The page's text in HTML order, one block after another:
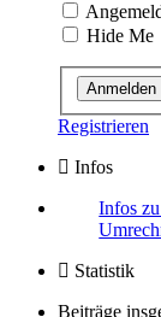
Hide Me
Registrieren
Infos
Infos
Statistik
Beiträge